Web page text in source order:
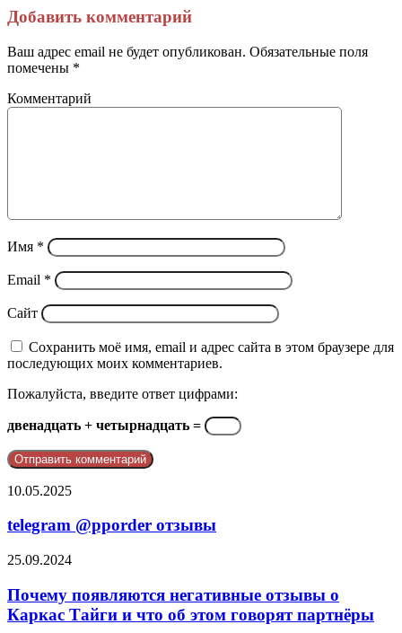
через
электронную
почту
Добавить комментарий
Ваш адрес email не будет опубликован. Обязательные поля
помечены *
Комментарий
Имя *
Email *
Сайт
Сохранить моё имя, email и адрес сайта в этом браузере для
последующих моих комментариев.
Пожалуйста, введите ответ цифрами:
двенадцать + четырнадцать =
telegram
отзывы
10.05.2025
telegram @pporder отзывы
Почему
негативные
отзывы
о
25.09.2024
Почему появляются негативные отзывы о
Каркас Тайги и что об этом говорят партнёры